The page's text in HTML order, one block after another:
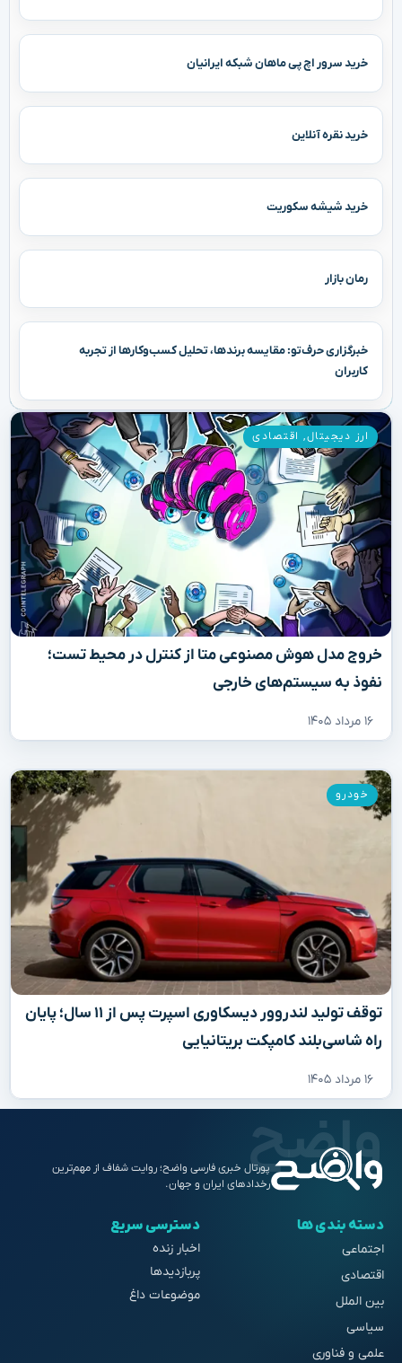
خرید سرور اچ پی ماهان شبکه ایرانیان
خرید نقره آنلاین
خرید شیشه سکوریت
رمان بازار
خبرگزاری حرف‌تو: مقایسه برندها، تحلیل کسب‌وکارها از تجربه
کاربران
خروج مدل هوش مصنوعی متا از کنترل در محیط تست؛
نفوذ به سیستم‌های خارجی
۱۶ مرداد ۱۴۰۵
ارز دیجیتال, اقتصادی
توقف تولید لندروور دیسکاوری اسپرت پس از ۱۱ سال؛ پایان
راه شاسی‌بلند کامپکت بریتانیایی
۱۶ مرداد ۱۴۰۵
خودرو
پورتال خبری فارسی واضح؛ روایت شفاف از مهم‌ترین
رخدادهای ایران و جهان.
دسته بندی ها
اجتماعی
اقتصادی
بین الملل
سیاسی
علمی و فناوری
دسترسی سریع
اخبار زنده
پربازدیدها
موضوعات داغ